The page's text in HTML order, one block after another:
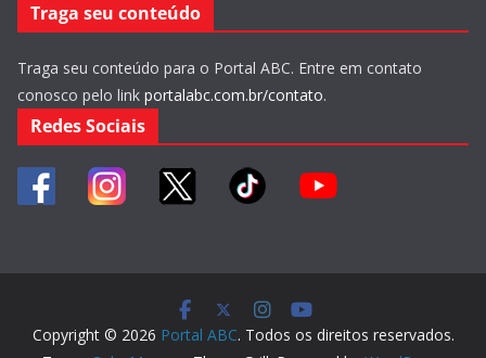
Traga seu conteúdo
Traga seu conteúdo para o Portal ABC. Entre em contato
conosco pelo link portalabc.com.br/contato.
Redes Sociais
Copyright © 2026 Portal ABC. Todos os direitos reservados.